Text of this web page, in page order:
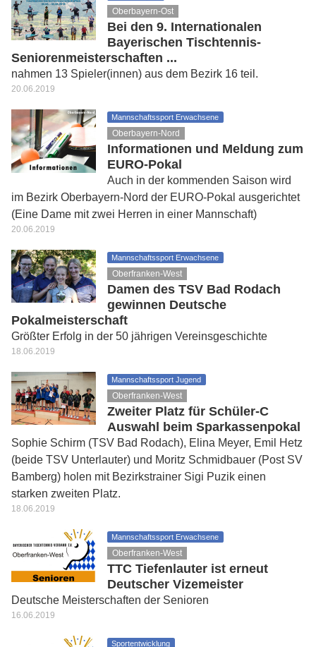
Oberbayern-Ost
Bei den 9. Internationalen
Bayerischen Tischtennis-
Seniorenmeisterschaften ...
nahmen 13 Spieler(innen) aus dem Bezirk 16 teil.
20.06.2019
Mannschaftssport Erwachsene
Oberbayern-Nord
Informationen und Meldung zum
EURO-Pokal
Auch in der kommenden Saison wird
im Bezirk Oberbayern-Nord der EURO-Pokal ausgerichtet
(Eine Dame mit zwei Herren in einer Mannschaft)
20.06.2019
Mannschaftssport Erwachsene
Oberfranken-West
Damen des TSV Bad Rodach
gewinnen Deutsche
Pokalmeisterschaft
Größter Erfolg in der 50 jährigen Vereinsgeschichte
18.06.2019
Mannschaftssport Jugend
Oberfranken-West
Zweiter Platz für Schüler-C
Auswahl beim Sparkassenpokal
Sophie Schirm (TSV Bad Rodach), Elina Meyer, Emil Hetz
(beide TSV Unterlauter) und Moritz Schmidbauer (Post SV
Bamberg) holen mit Bezirkstrainer Sigi Puzik einen
starken zweiten Platz.
18.06.2019
Mannschaftssport Erwachsene
Oberfranken-West
TTC Tiefenlauter ist erneut
Deutscher Vizemeister
Deutsche Meisterschaften der Senioren
16.06.2019
Sportentwicklung